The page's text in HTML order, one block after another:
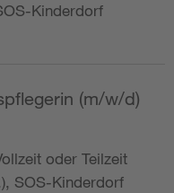
Kinderdorf
(m/w/d)
oder Teilzeit
SOS-Kinderdorf